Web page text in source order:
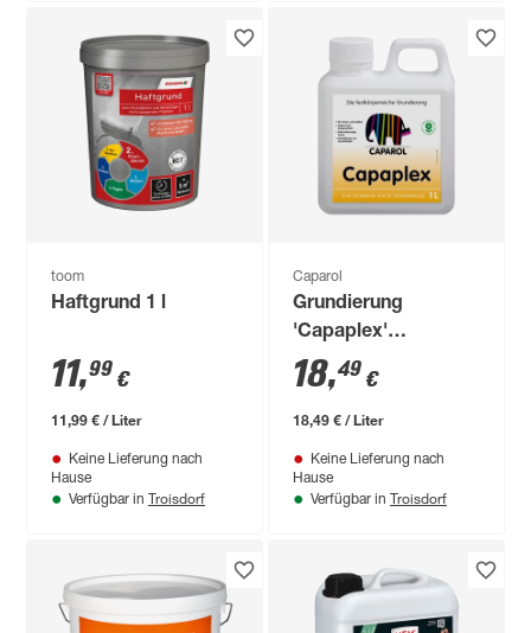
toom
Haftgrund 1 l
11,99 €
11,99 € / Liter
Keine Lieferung nach
Hause
Verfügbar in Troisdorf
Caparol
Grundierung
'Capaplex'
transparent 1 l
18,49 €
18,49 € / Liter
Keine Lieferung nach
Hause
Verfügbar in Troisdorf